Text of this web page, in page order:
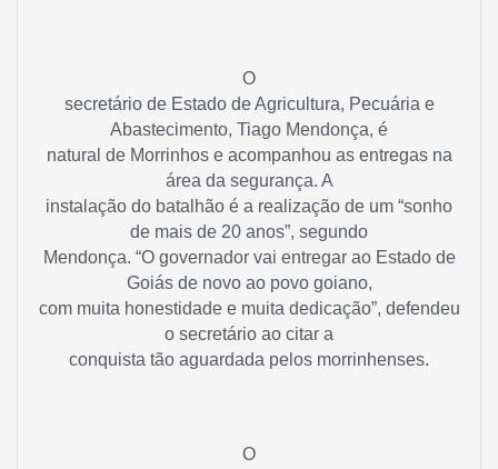
O
secretário de Estado de Agricultura, Pecuária e
Abastecimento, Tiago Mendonça, é
natural de Morrinhos e acompanhou as entregas na
área da segurança. A
instalação do batalhão é a realização de um “sonho
de mais de 20 anos”, segundo
Mendonça. “O governador vai entregar ao Estado de
Goiás de novo ao povo goiano,
com muita honestidade e muita dedicação”, defendeu
o secretário ao citar a
conquista tão aguardada pelos morrinhenses.
O